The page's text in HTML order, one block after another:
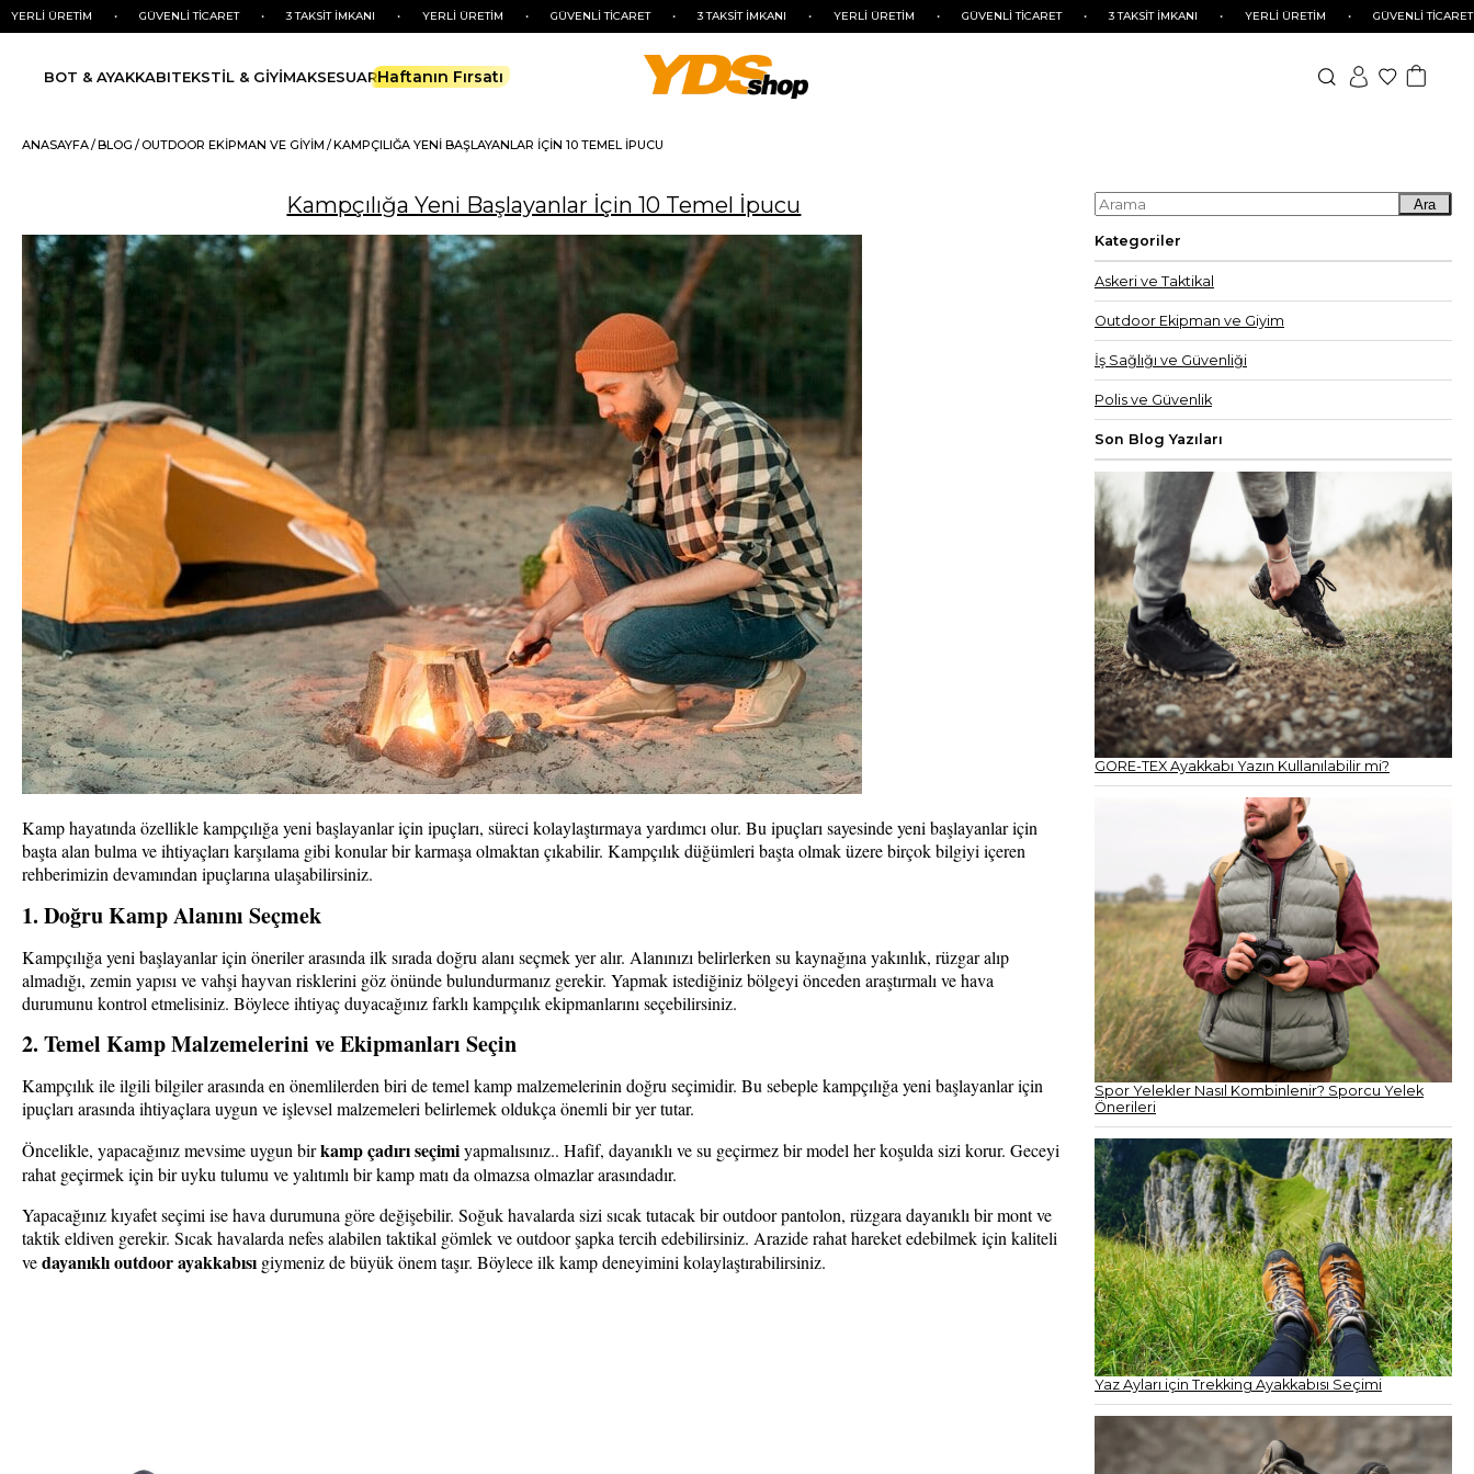
• GÜVENLİ TİCARET • 3 TAKSİT İMKANI • YERLİ ÜRETİM • GÜVENLİ TİCARET • 3 TAKSİT İMKANI • YERLİ ÜRETİM • GÜVENLİ TİCARET • 3 TAKSİT İMKANI • YERLİ ÜRETİM • GÜVENLİ TİCARET • 3
BOT & AYAKKABITEKSTİL & GİYİMAKSESUARHaftanın Fırsatı
ANASAYFA BLOG OUTDOOR EKIPMAN VE GIYIM KAMPÇILIĞA YENI BAŞLAYANLAR İÇIN 10 TEMEL İPUCU
Kampçılığa Yeni Başlayanlar İçin 10 Temel İpucu
Kamp hayatında özellikle kampçılığa yeni başlayanlar için ipuçları, süreci kolaylaştırmaya yardımcı olur. Bu ipuçları sayesinde yeni başlayanlar için
başta alan bulma ve ihtiyaçları karşılama gibi konular bir karmaşa olmaktan çıkabilir. Kampçılık düğümleri başta olmak üzere birçok bilgiyi içeren
rehberimizin devamından ipuçlarına ulaşabilirsiniz.
1. Doğru Kamp Alanını Seçmek
Kampçılığa yeni başlayanlar için öneriler arasında ilk sırada doğru alanı seçmek yer alır. Alanınızı belirlerken su kaynağına yakınlık, rüzgar alıp
almadığı, zemin yapısı ve vahşi hayvan risklerini göz önünde bulundurmanız gerekir. Yapmak istediğiniz bölgeyi önceden araştırmalı ve hava
durumunu kontrol etmelisiniz. Böylece ihtiyaç duyacağınız farklı kampçılık ekipmanlarını seçebilirsiniz.
2. Temel Kamp Malzemelerini ve Ekipmanları Seçin
Kampçılık ile ilgili bilgiler arasında en önemlilerden biri de temel kamp malzemelerinin doğru seçimidir. Bu sebeple kampçılığa yeni başlayanlar için
ipuçları arasında ihtiyaçlara uygun ve işlevsel malzemeleri belirlemek oldukça önemli bir yer tutar.
Öncelikle, yapacağınız mevsime uygun birkamp çadırı seçimiyapmalısınız.. Hafif, dayanıklı ve su geçirmez bir model her koşulda sizi korur. Geceyi
rahat geçirmek için bir uyku tulumu ve yalıtımlı bir kamp matı da olmazsa olmazlar arasındadır.
Yapacağınız kıyafet seçimi ise hava durumuna göre değişebilir. Soğuk havalarda sizi sıcak tutacak bir outdoor pantolon, rüzgara dayanıklı bir mont ve
taktik eldiven gerekir. Sıcak havalarda nefes alabilen taktikal gömlek ve outdoor şapka tercih edebilirsiniz. Arazide rahat hareket edebilmek için kaliteli
vedayanıklı outdoor ayakkabısı giymeniz de büyük önem taşır. Böylece ilk kamp deneyimini kolaylaştırabilirsiniz.
Ara
Kategoriler
Askeri ve Taktikal
Outdoor Ekipman ve Giyim
İş Sağlığı ve Güvenliği
Polis ve Güvenlik
Son Blog Yazıları
GORE-TEX Ayakkabı Yazın Kullanılabilir mi?
Spor Yelekler Nasıl Kombinlenir? Sporcu Yelek
Önerileri
Yaz Ayları için Trekking Ayakkabısı Seçimi